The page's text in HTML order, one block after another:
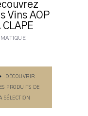
Vins AOP
CLAPE
DÉCOUVRIR
PRODUITS DE
SÉLECTION